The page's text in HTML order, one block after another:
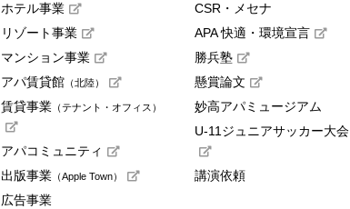
ホテル事業
リゾート事業
マンション事業
アパ賃貸館（北陸）
賃貸事業（テナント・オフィス）
アパコミュニティ
出版事業（Apple Town）
広告事業
CSR・メセナ
APA 快適・環境宣言
勝兵塾
懸賞論文
妙高アパミュージアム
U-11ジュニアサッカー大会
講演依頼